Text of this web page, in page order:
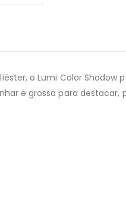
o Lumi Color
e grossa para